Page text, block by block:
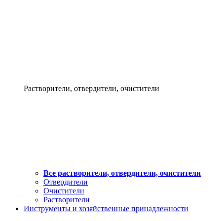
Растворители, отвердители, очистители
Все растворители, отвердители, очистители
Отвердители
Очистители
Растворители
Инструменты и хозяйственные принадлежности